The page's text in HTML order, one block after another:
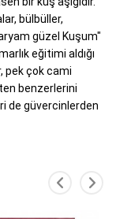
bülbüller,
güzel Kuşum"
eğitimi aldığı
pek çok cami
benzerlerini
de güvercinlerden